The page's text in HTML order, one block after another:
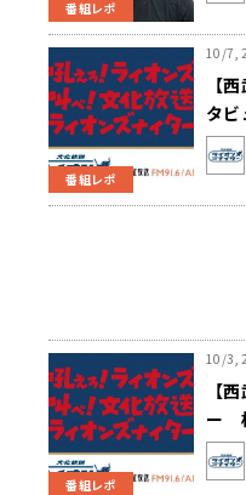
番組レポ
番組レポ
10/7,
【
タ
5番
番組レポ
10/3,
【
ー
ず引
は？